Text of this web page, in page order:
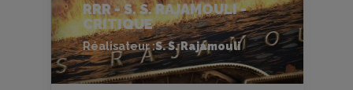
RRR - S. S. RAJAMOULI -
CRITIQUE
Réalisateur :S. S. Rajamouli